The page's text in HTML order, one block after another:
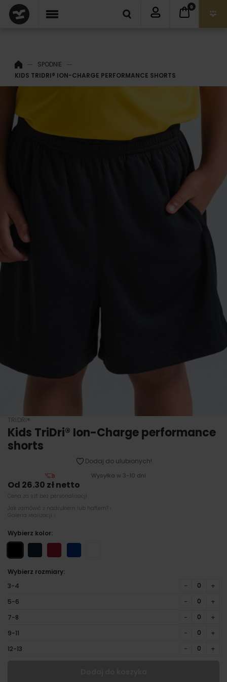
0
SPODNIE
KIDS TRIDRI® ION-CHARGE PERFORMANCE SHORTS
TRIDRI®
Kids TriDri® Ion-Charge performance
shorts
Dodaj do ulubionych!
Wysyłka w 3-10 dni
Od 26.30 zł netto
Cena za szt bez personalizacji
Jak zamówić z nadrukiem lub haftem? ›
Galeria realizacji ›
Wybierz kolor:
Wybierz rozmiary:
3-4
− +
5-6 − +
7-8 − +
9-11 − +
12-13 − +